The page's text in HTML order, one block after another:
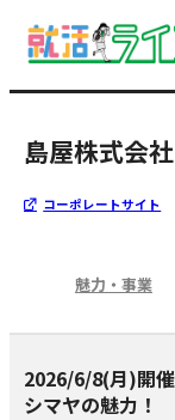
島屋株式会社
コーポレートサイト
魅力・事業
2026/6/8(月)開
シマヤの魅力！